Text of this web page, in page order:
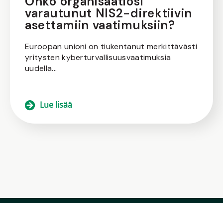
varautunut NIS2-direktiivin
asettamiin vaatimuksiin?
Euroopan unioni on tiukentanut merkittävästi
yritysten kyberturvallisuusvaatimuksia
uudella...
Lue lisää